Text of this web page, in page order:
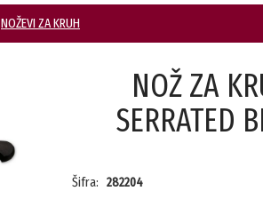
NOŽEVI ZA KRUH
NOŽ ZA
SERRATED
Šifra: 282204